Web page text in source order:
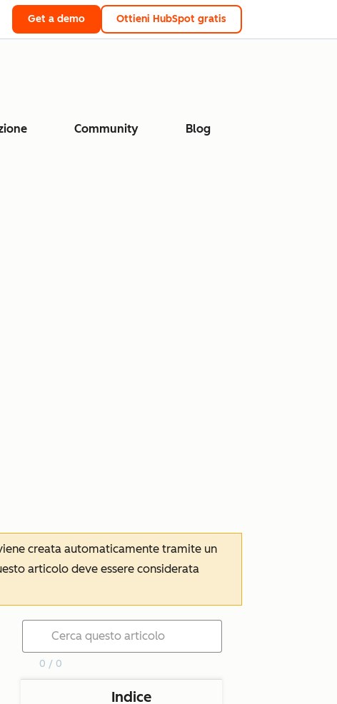
Get a demo Ottieni HubSpot gratis
Community Blog
creata automaticamente tramite un
articolo deve essere considerata
0 / 0
Indice